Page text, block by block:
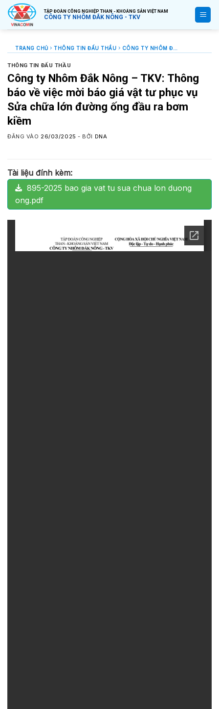
Bỏ
qua
nội
TẬP ĐOÀN CÔNG NGHIỆP THAN - KHOÁNG SẢN VIỆT NAM
CÔNG TY NHÔM ĐẮK NÔNG - TKV
TRANG CHỦ THÔNG TIN ĐẤU THẦU CÔNG TY NHÔM ĐẮK NÔNG – TKV: THÔNG BÁO VỀ VIỆC MỜI BÁO GIÁ VẬT TƯ PHỤC VỤ SỬA CHỮA LỚN ĐƯỜNG ỐNG ĐẦU RA BƠM KIỀM
THÔNG TIN ĐẤU THẦU
Công ty Nhôm Đắk Nông – TKV: Thông
báo về việc mời báo giá vật tư phục vụ
Sửa chữa lớn đường ống đầu ra bơm
kiềm
ĐĂNG VÀO 26/03/2025 - BỞI DNA
Tài liệu đính kèm:
895-2025 bao gia vat tu sua chua lon duong
ong.pdf